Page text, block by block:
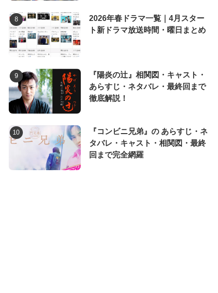
2026年春ドラマ一覧｜4月スター
ト新ドラマ放送時間・曜日まとめ
『陽炎の辻』相関図・キャスト・
あらすじ・ネタバレ・最終回まで
徹底解説！
『コンビニ兄弟』の あらすじ・ネ
タバレ・キャスト・相関図・最終
回まで完全網羅